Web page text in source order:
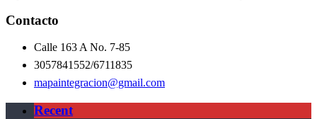
Contacto
Calle 163 A No. 7-85
3057841552/6711835
mapaintegracion@gmail.com
Recent